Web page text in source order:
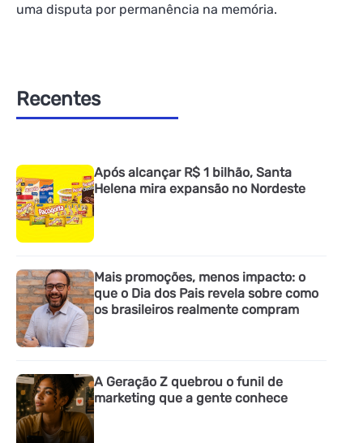
uma disputa por permanência na memória.
Recentes
Após alcançar R$ 1 bilhão, Santa
Helena mira expansão no Nordeste
Mais promoções, menos impacto: o
que o Dia dos Pais revela sobre como
os brasileiros realmente compram
A Geração Z quebrou o funil de
marketing que a gente conhece